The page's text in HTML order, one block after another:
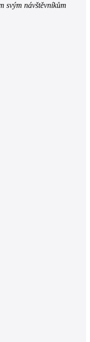
svým návštěvníkům